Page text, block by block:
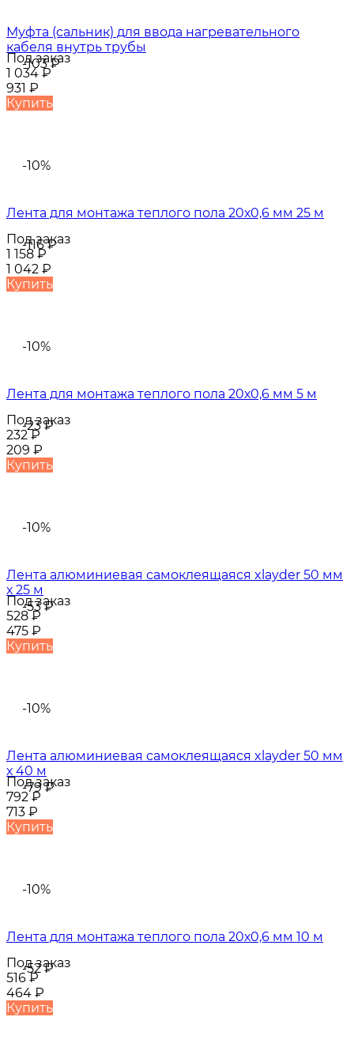
-103₽
Муфта (сальник) для ввода нагревательного
кабеля внутрь трубы
Под заказ
1 034₽
931 ₽
Купить
-10%
-116₽
Лента для монтажа теплого пола 20х0,6 мм 25 м
Под заказ
1 158₽
1 042 ₽
Купить
-10%
-23₽
Лента для монтажа теплого пола 20х0,6 мм 5 м
Под заказ
232₽
209 ₽
Купить
-10%
-53₽
Лента алюминиевая самоклеящаяся xlayder 50 мм
х 25 м
Под заказ
528₽
475 ₽
Купить
-10%
-79₽
Лента алюминиевая самоклеящаяся xlayder 50 мм
х 40 м
Под заказ
792₽
713 ₽
Купить
-10%
-52₽
Лента для монтажа теплого пола 20х0,6 мм 10 м
Под заказ
516₽
464 ₽
Купить